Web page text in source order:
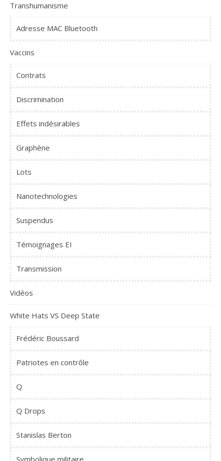
Transhumanisme
Adresse MAC Bluetooth
Vaccins
Contrats
Discrimination
Effets indésirables
Graphène
Lots
Nanotechnologies
Suspendus
Témoignages EI
Transmission
Vidéos
White Hats VS Deep State
Frédéric Boussard
Patriotes en contrôle
Q
Q Drops
Stanislas Berton